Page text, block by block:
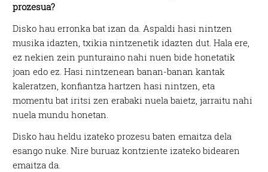
prozesua?
Disko hau erronka bat izan da. Aspaldi hasi nintzen
musika idazten, txikia nintzenetik idazten dut. Hala ere,
ez nekien zein punturaino nahi nuen bide honetatik
joan edo ez. Hasi nintzenean banan-banan kantak
kaleratzen, konfiantza hartzen hasi nintzen, eta
momentu bat iritsi zen erabaki nuela baietz, jarraitu nahi
nuela mundu honetan.
Disko hau heldu izateko prozesu baten emaitza dela
esango nuke. Nire buruaz kontziente izateko bidearen
emaitza da.